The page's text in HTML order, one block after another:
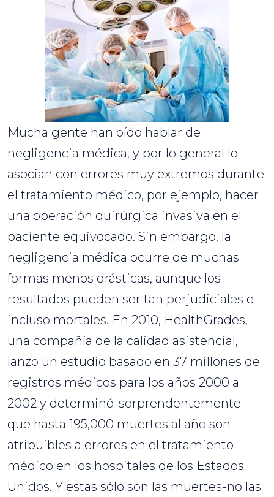
Mucha gente han oído hablar de
negligencia médica, y por lo general lo
asocian con errores muy extremos durante
el tratamiento médico, por ejemplo, hacer
una operación quirúrgica invasiva en el
paciente equivocado. Sin embargo, la
negligencia médica ocurre de muchas
formas menos drásticas, aunque los
resultados pueden ser tan perjudiciales e
incluso mortales. En 2010, HealthGrades,
una compañía de la calidad asistencial,
lanzo un estudio basado en 37 millones de
registros médicos para los años 2000 a
2002 y determinó-sorprendentemente-
que hasta 195,000 muertes al año son
atribuibles a errores en el tratamiento
médico en los hospitales de los Estados
Unidos. Y estas sólo son las muertes-no las